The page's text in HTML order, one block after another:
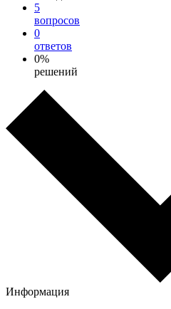
5
вопросов
0
ответов
0%
решений
Информация